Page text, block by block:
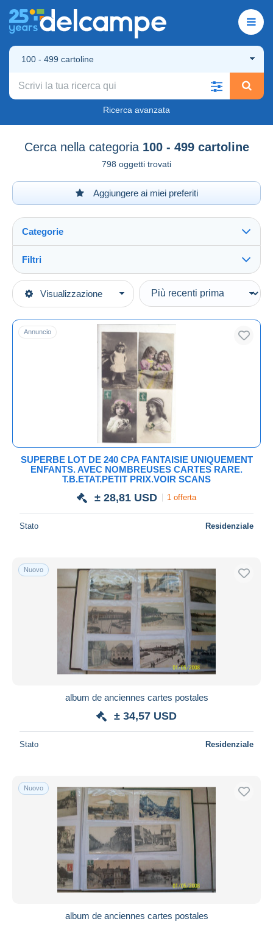
100 - 499 cartoline
Ricerca avanzata
Cerca nella categoria 100 - 499 cartoline
798 oggetti trovati
Aggiungere ai miei preferiti
Visualizzazione
Categorie
Categorie principali
Alla rinfusa
100 - 499 cartoline
Filtri
Tipo di vendita
In corso
Prezzo fisso
Asta con offerte
Aste senza offerte
Chiude fra ora
Dalle USD
Metodi di pagamento
PayPal
Bonifico bancario
Visa
Mastercard
Bancontact
Maestro
Residenza del venditore
Aggiorna
Annuncio
SUPERBE LOT DE 240 CPA FANTAISIE UNIQUEMENT
ENFANTS. AVEC NOMBREUSES CARTES RARE.
T.B.ETAT.PETIT PRIX.VOIR SCANS
± 28,81 USD 1 offerta
Stato Residenziale
Nuovo
album de anciennes cartes postales
± 34,57 USD
Stato Residenziale
Nuovo
album de anciennes cartes postales